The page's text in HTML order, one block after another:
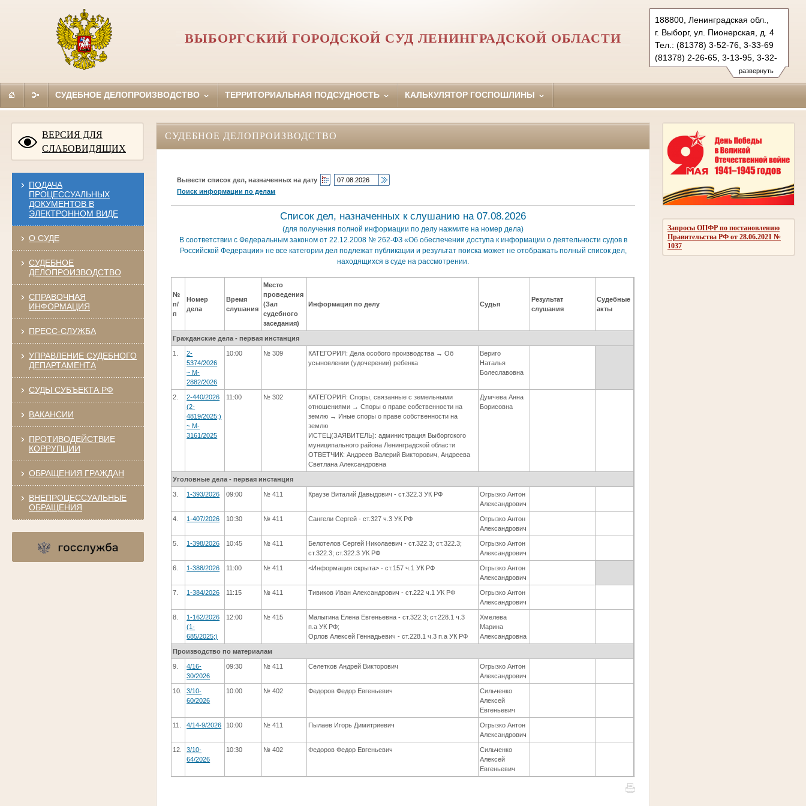
развернуть
188800, Ленинградская обл.,
г. Выборг, ул. Пионерская, д. 4
Тел.: (81378) 3-52-76, 3-33-69
(81378) 2-26-65, 3-13-95, 3-32-
82
vyborgsky.lo@sudrf.ru
ВЫБОРГСКИЙ ГОРОДСКОЙ СУД ЛЕНИНГРАДСКОЙ ОБЛАСТИ
СУДЕБНОЕ ДЕЛОПРОИЗВОДСТВО ТЕРРИТОРИАЛЬНАЯ ПОДСУДНОСТЬ КАЛЬКУЛЯТОР ГОСПОШЛИНЫ
ВЕРСИЯ ДЛЯ
СЛАБОВИДЯЩИХ
ПОДАЧА
ПРОЦЕССУАЛЬНЫХ
ДОКУМЕНТОВ В
ЭЛЕКТРОННОМ ВИДЕ
О СУДЕ
СУДЕБНОЕ
ДЕЛОПРОИЗВОДСТВО
СПРАВОЧНАЯ
ИНФОРМАЦИЯ
ПРЕСС-СЛУЖБА
УПРАВЛЕНИЕ СУДЕБНОГО
ДЕПАРТАМЕНТА
СУДЫ СУБЪЕКТА РФ
ВАКАНСИИ
ПРОТИВОДЕЙСТВИЕ
КОРРУПЦИИ
ОБРАЩЕНИЯ ГРАЖДАН
ВНЕПРОЦЕССУАЛЬНЫЕ
ОБРАЩЕНИЯ
Запросы ОПФР по постановлению
Правительства РФ от 28.06.2021 №
1037
СУДЕБНОЕ ДЕЛОПРОИЗВОДСТВО
Вывести список дел, назначенных на дату
Поиск информации по делам
Список дел, назначенных к слушанию на 07.08.2026
(для получения полной информации по делу нажмите на номер дела)
В соответствии с Федеральным законом от 22.12.2008 № 262-ФЗ «Об обеспечении доступа к информации о деятельности судов в
Российской Федерации» не все категории дел подлежат публикации и результат поиска может не отображать полный список дел,
находящихся в суде на рассмотрении.
№
п/
п
Номер
дела
Время
слушания
Место
проведения
(Зал
судебного
заседания)
Информация по делу Судья
Результат
слушания
Судебные
акты
Гражданские дела - первая инстанция
1.
2-
5374/2026
~ M-
2882/2026
10:00 № 309
КАТЕГОРИЯ: Дела особого производства → Об
усыновлении (удочерении) ребенка
Вериго
Наталья
Болеславовна
2.
2-440/2026
(2-
4819/2025;)
~ M-
3161/2025
11:00 № 302
КАТЕГОРИЯ: Споры, связанные с земельными
отношениями → Споры о праве собственности на
землю → Иные споры о праве собственности на
землю
ИСТЕЦ(ЗАЯВИТЕЛЬ): администрация Выборгского
муниципального района Ленинградской области
ОТВЕТЧИК: Андреев Валерий Викторович, Андреева
Светлана Александровна
Думчева Анна
Борисовна
Уголовные дела - первая инстанция
3. 1-393/2026 09:00 № 411 Краузе Виталий Давыдович - ст.322.3 УК РФ
Огрызко Антон
Александрович
4. 1-407/2026 10:30 № 411 Сангели Сергей - ст.327 ч.3 УК РФ
Огрызко Антон
Александрович
5. 1-398/2026 10:45 № 411
Белотелов Сергей Николаевич - ст.322.3; ст.322.3;
ст.322.3; ст.322.3 УК РФ
Огрызко Антон
Александрович
6. 1-388/2026 11:00 № 411 <Информация скрыта> - ст.157 ч.1 УК РФ
Огрызко Антон
Александрович
7. 1-384/2026 11:15 № 411 Тивиков Иван Александрович - ст.222 ч.1 УК РФ
Огрызко Антон
Александрович
8.
1-162/2026
(1-
685/2025;)
12:00 № 415
Малыгина Елена Евгеньевна - ст.322.3; ст.228.1 ч.3
п.а УК РФ;
Орлов Алексей Геннадьевич - ст.228.1 ч.3 п.а УК РФ
Хмелева
Марина
Александровна
Производство по материалам
9.
4/16-
30/2026
09:30 № 411 Селетков Андрей Викторович
Огрызко Антон
Александрович
10.
3/10-
60/2026
10:00 № 402 Федоров Федор Евгеньевич
Сильченко
Алексей
Евгеньевич
11. 4/14-9/2026 10:00 № 411 Пылаев Игорь Димитриевич
Огрызко Антон
Александрович
12.
3/10-
64/2026
10:30 № 402 Федоров Федор Евгеньевич
Сильченко
Алексей
Евгеньевич